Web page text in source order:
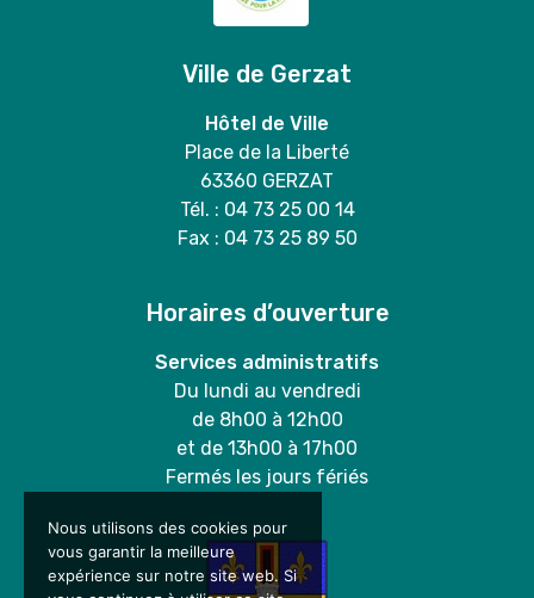
Ville de Gerzat
Hôtel de Ville
Place de la Liberté
63360 GERZAT
Tél. : 04 73 25 00 14
Fax : 04 73 25 89 50
Horaires d’ouverture
Services administratifs
Du lundi au vendredi
de 8h00 à 12h00
et de 13h00 à 17h00
Fermés les jours fériés
Nous utilisons des cookies pour
vous garantir la meilleure
expérience sur notre site web. Si